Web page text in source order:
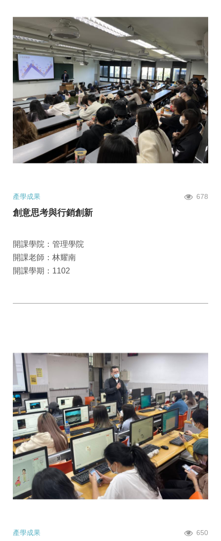
產學成果 678
創意思考與行銷創新
開課學院：管理學院
開課老師：林耀南
開課學期：1102
產學成果 650